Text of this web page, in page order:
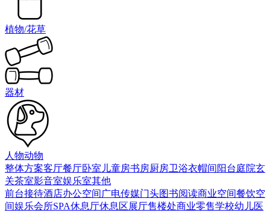
植物/花草
器材
人物动物
整体方案客厅餐厅卧室 儿童房书房厨房卫浴衣帽间 阳台庭院玄
关茶室影音室娱乐室其他
前台接待酒店办公空间 广电传媒门头图书阅读商业空间餐饮空
间娱乐会所SPA休息厅休息区展厅售楼处商业零售学校幼儿医